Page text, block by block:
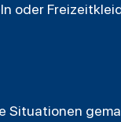
oder
Situationen